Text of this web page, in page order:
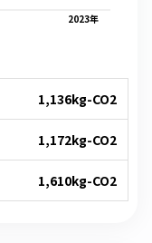
2023年
1,136kg-CO2
1,172kg-CO2
1,610kg-CO2